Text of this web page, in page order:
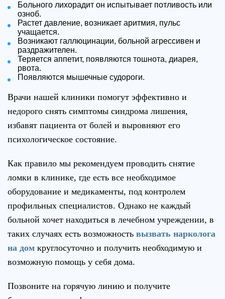
Больного лихорадит он испытывает потливость или
озноб.
Растет давление, возникает аритмия, пульс
учащается.
Возникают галлюцинации, больной агрессивен и
раздражителен.
Теряется аппетит, появляются тошнота, диарея,
рвота.
Появляются мышечные судороги.
Врачи нашей клиники помогут эффективно и
недорого снять симптомы синдрома лишения,
избавят пациента от болей и выровняют его
психологическое состояние.
Как правило мы рекомендуем проводить снятие
ломки в клинике, где есть все необходимое
оборудование и медикаменты, под контролем
профильных специалистов. Однако не каждый
больной хочет находиться в лечебном учреждении, в
таких случаях есть возможность вызвать нарколога
на дом круглосуточно и получить необходимую и
возможную помощь у себя дома.
Позвоните на горячую линию и получите